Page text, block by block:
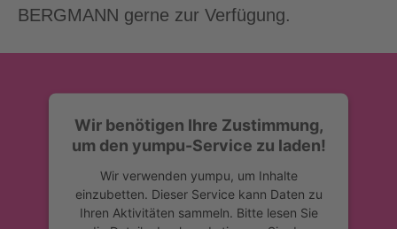
BERGMANN gerne zur Verfügung.
Wir benötigen Ihre Zustimmung,
um den yumpu-Service zu laden!
Wir verwenden yumpu, um Inhalte
einzubetten. Dieser Service kann Daten zu
Ihren Aktivitäten sammeln. Bitte lesen Sie